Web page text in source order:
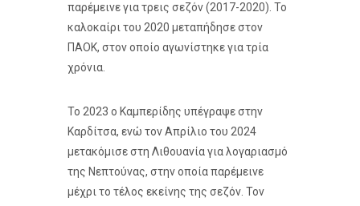
παρέμεινε για τρεις σεζόν (2017-2020). Το
καλοκαίρι του 2020 μεταπήδησε στον
ΠΑΟΚ, στον οποίο αγωνίστηκε για τρία
χρόνια.
Το 2023 ο Καμπερίδης υπέγραψε στην
Καρδίτσα, ενώ τον Απρίλιο του 2024
μετακόμισε στη Λιθουανία για λογαριασμό
της Νεπτούνας, στην οποία παρέμεινε
μέχρι το τέλος εκείνης της σεζόν. Τον